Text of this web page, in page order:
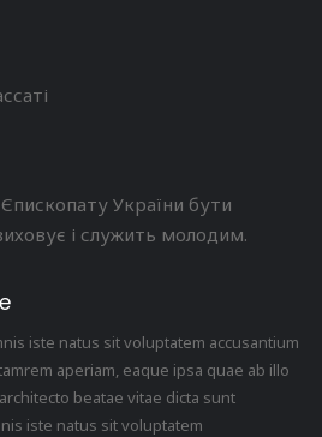
Єпископату України бути
і служить молодим.
iste natus sit voluptatem accusantium
aperiam, eaque ipsa quae ab illo
beatae vitae dicta sunt
iste natus sit voluptatem